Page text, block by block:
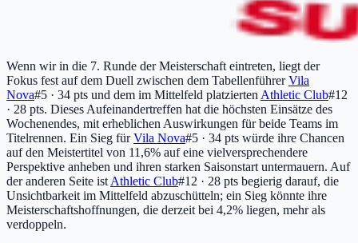
Wenn wir in die 7. Runde der Meisterschaft eintreten, liegt der
Fokus fest auf dem Duell zwischen dem TabellenführerVila
Nova#5 · 34 pts und dem im Mittelfeld platzierten Athletic Club#12
· 28 pts. Dieses Aufeinandertreffen hat die höchsten Einsätze des
Wochenendes, mit erheblichen Auswirkungen für beide Teams im
Titelrennen. Ein Sieg fürVila Nova#5 · 34 pts würde ihre Chancen
auf den Meistertitel von 11,6% auf eine vielversprechendere
Perspektive anheben und ihren starken Saisonstart untermauern. Auf
der anderen Seite ist Athletic Club#12 · 28 pts begierig darauf, die
Unsichtbarkeit im Mittelfeld abzuschütteln; ein Sieg könnte ihre
Meisterschaftshoffnungen, die derzeit bei 4,2% liegen, mehr als
verdoppeln.